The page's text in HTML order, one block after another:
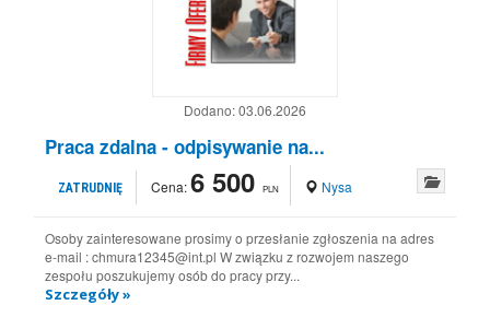
Dodano:03.06.2026
Praca zdalna - odpisywanie na...
ZATRUDNIĘ Cena:6 500 PLN Nysa
Osoby zainteresowane prosimy o przesłanie zgłoszenia na adres
e-mail : chmura12345@int.pl W związku z rozwojem naszego
zespołu poszukujemy osób do pracy przy...
Szczegóły »